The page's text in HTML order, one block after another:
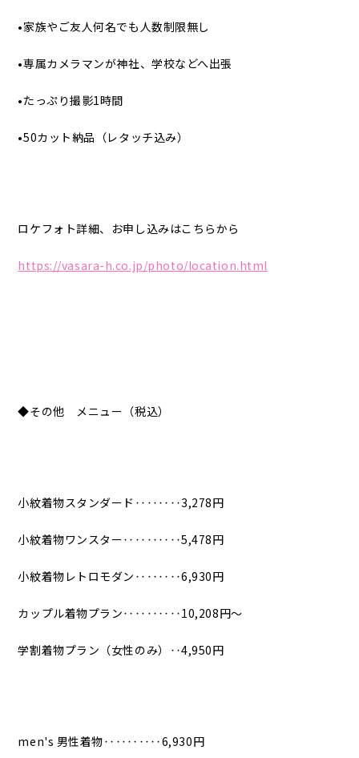
•家族やご友人何名でも人数制限無し
•専属カメラマンが神社、学校などへ出張
•たっぷり撮影1時間
•50カット納品（レタッチ込み）
ロケフォト詳細、お申し込みはこちらから
https://vasara-h.co.jp/photo/location.html
◆その他 メニュー（税込）
小紋着物スタンダード‥‥‥‥3,278円
小紋着物ワンスター‥‥‥‥‥5,478円
小紋着物レトロモダン‥‥‥‥6,930円
カップル着物プラン‥‥‥‥‥10,208円〜
学割着物プラン（女性のみ）‥4,950円
men's 男性着物‥‥‥‥‥6,930円